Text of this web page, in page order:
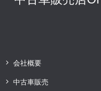
会社概要
中古車販売